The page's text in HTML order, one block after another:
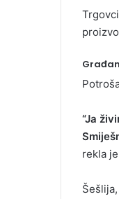
“Ja
rekla